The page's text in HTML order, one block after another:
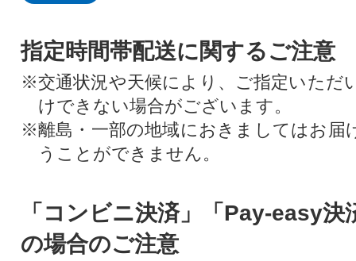
指定時間帯配送に関するご注意
※交通状況や天候により、ご指定いただ
けできない場合がございます。
※離島・一部の地域におきましてはお届
うことができません。
「コンビニ決済」「Pay-easy決
の場合のご注意